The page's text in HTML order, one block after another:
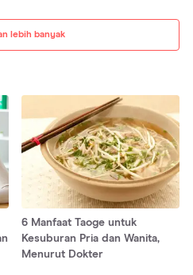
lebih banyak
6 Manfaat Taoge untuk
Kesuburan Pria dan Wanita,
Menurut Dokter